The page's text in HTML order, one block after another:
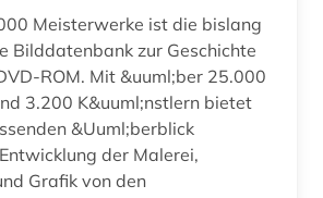
christliche kunst (5)
cognitive neuroscience (1)
computerkunst (1)
Meisterwerke ist die bislang
Bilddatenbank zur Geschichte
ROM. Mit &uuml;ber 25.000
3.200 K&uuml;nstlern bietet
&Uuml;berblick
der Malerei,
Grafik von den